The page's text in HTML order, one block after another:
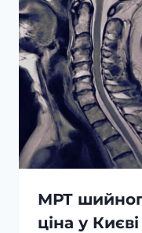
МРТ
ціна у Києві